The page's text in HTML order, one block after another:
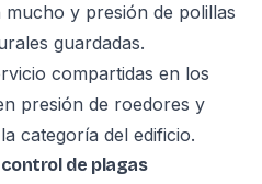
y presión de polillas
guardadas.
compartidas en los
presión de roedores y
categoría del edificio.
de plagas